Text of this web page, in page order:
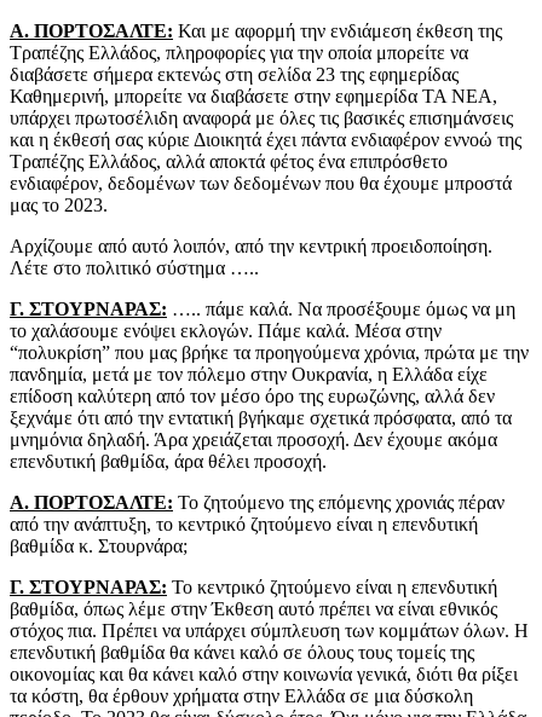
Α. ΠΟΡΤΟΣΑΛΤΕ: Και με αφορμή την ενδιάμεση έκθεση της
Τραπέζης Ελλάδος, πληροφορίες για την οποία μπορείτε να
διαβάσετε σήμερα εκτενώς στη σελίδα 23 της εφημερίδας
Καθημερινή, μπορείτε να διαβάσετε στην εφημερίδα ΤΑ ΝΕΑ,
υπάρχει πρωτοσέλιδη αναφορά με όλες τις βασικές επισημάνσεις
και η έκθεσή σας κύριε Διοικητά έχει πάντα ενδιαφέρον εννοώ της
Τραπέζης Ελλάδος, αλλά αποκτά φέτος ένα επιπρόσθετο
ενδιαφέρον, δεδομένων των δεδομένων που θα έχουμε μπροστά
μας το 2023.
Αρχίζουμε από αυτό λοιπόν, από την κεντρική προειδοποίηση.
Λέτε στο πολιτικό σύστημα …..
Γ. ΣΤΟΥΡΝΑΡΑΣ: ….. πάμε καλά. Να προσέξουμε όμως να μη
το χαλάσουμε ενόψει εκλογών. Πάμε καλά. Μέσα στην
“πολυκρίση” που μας βρήκε τα προηγούμενα χρόνια, πρώτα με την
πανδημία, μετά με τον πόλεμο στην Ουκρανία, η Ελλάδα είχε
επίδοση καλύτερη από τον μέσο όρο της ευρωζώνης, αλλά δεν
ξεχνάμε ότι από την εντατική βγήκαμε σχετικά πρόσφατα, από τα
μνημόνια δηλαδή. Άρα χρειάζεται προσοχή. Δεν έχουμε ακόμα
επενδυτική βαθμίδα, άρα θέλει προσοχή.
Α. ΠΟΡΤΟΣΑΛΤΕ: Το ζητούμενο της επόμενης χρονιάς πέραν
από την ανάπτυξη, το κεντρικό ζητούμενο είναι η επενδυτική
βαθμίδα κ. Στουρνάρα;
Γ. ΣΤΟΥΡΝΑΡΑΣ: Το κεντρικό ζητούμενο είναι η επενδυτική
βαθμίδα, όπως λέμε στην Έκθεση αυτό πρέπει να είναι εθνικός
στόχος πια. Πρέπει να υπάρχει σύμπλευση των κομμάτων όλων. Η
επενδυτική βαθμίδα θα κάνει καλό σε όλους τους τομείς της
οικονομίας και θα κάνει καλό στην κοινωνία γενικά, διότι θα ρίξει
τα κόστη, θα έρθουν χρήματα στην Ελλάδα σε μια δύσκολη